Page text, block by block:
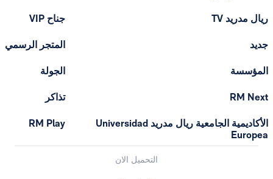
ريال مدريد TV
جديد
المؤسسة
RM Next
الأكاديمية الجامعية ريال مدريد Universidad
Europea
جناح VIP
المتجر الرسمي
الجولة
تذاكر
RM Play
التحميل الان